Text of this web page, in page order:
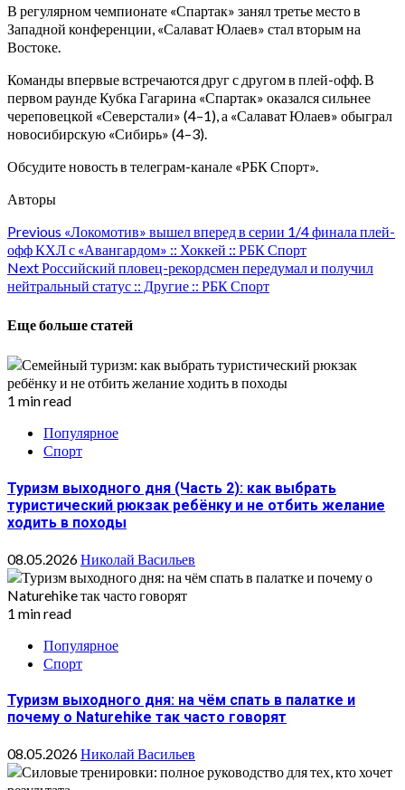
В регулярном чемпионате «Спартак» занял третье место в
Западной конференции, «Салават Юлаев» стал вторым на
Востоке.
Команды впервые встречаются друг с другом в плей-офф. В
первом раунде Кубка Гагарина «Спартак» оказался сильнее
череповецкой «Северстали» (4–1), а «Салават Юлаев» обыграл
новосибирскую «Сибирь» (4–3).
Обсудите новость в телеграм-канале «РБК Спорт».
Авторы
Continue
Reading
Previous «Локомотив» вышел вперед в серии 1/4 финала плей-
офф КХЛ с «Авангардом» :: Хоккей :: РБК Спорт
NextРоссийский пловец-рекордсмен передумал и получил
нейтральный статус :: Другие :: РБК Спорт
Еще больше статей
1 min read
Популярное
Спорт
Туризм выходного дня (Часть 2): как выбрать
туристический рюкзак ребёнку и не отбить желание
ходить в походы
08.05.2026Николай Васильев
1 min read
Популярное
Спорт
Туризм выходного дня: на чём спать в палатке и
почему о Naturehike так часто говорят
08.05.2026Николай Васильев